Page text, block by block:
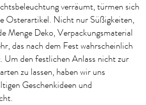
verräumt, türmen sich
Osterartikel. Nicht nur Süßigkeiten,
Menge Deko, Verpackungsmaterial
das nach dem Fest wahrscheinlich
den festlichen Anlass nicht zur
zu lassen, haben wir uns
Geschenkideen und